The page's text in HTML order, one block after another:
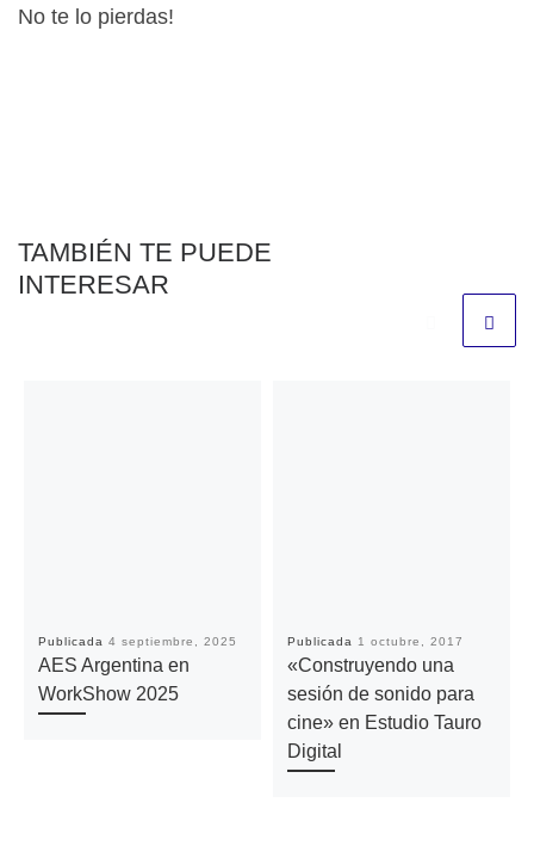
No te lo pierdas!
TAMBIÉN TE PUEDE
INTERESAR
Publicada 4 septiembre, 2025
AES Argentina en
WorkShow 2025
Publicada 1 octubre, 2017
«Construyendo una
sesión de sonido para
cine» en Estudio Tauro
Digital